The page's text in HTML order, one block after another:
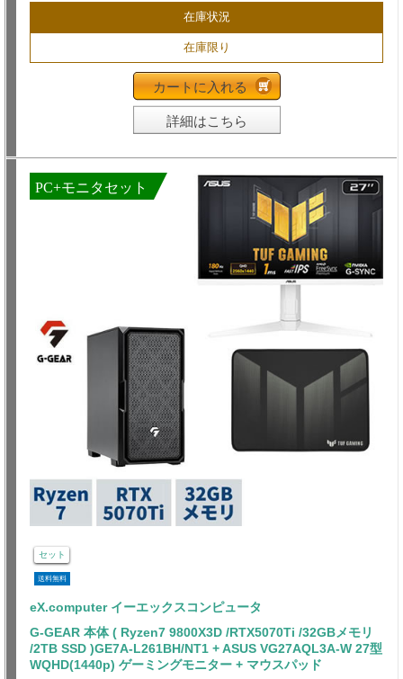
在庫状況
在庫限り
カートに入れる
詳細はこちら
PC+モニタセット
セット
送料無料
eX.computer イーエックスコンピュータ
G-GEAR 本体 ( Ryzen7 9800X3D /RTX5070Ti /32GBメモリ
/2TB SSD )GE7A-L261BH/NT1 + ASUS VG27AQL3A-W 27型
WQHD(1440p) ゲーミングモニター + マウスパッド